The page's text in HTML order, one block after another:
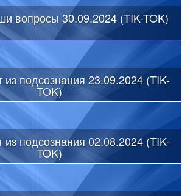
вопросы 30.09.2024 (TIK-TOK)
из подсознания 23.09.2024 (TIK-
TOK)
из подсознания 02.08.2024 (TIK-
TOK)